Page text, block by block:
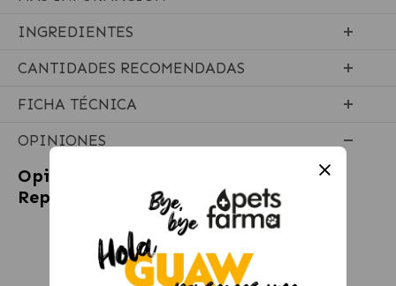
INGREDIENTES
CANTIDADES RECOMENDADAS
FICHA TÉCNICA
OPINIONES
Opiniones sobre
Stanvet Life Collar
Repelente Para Gatos